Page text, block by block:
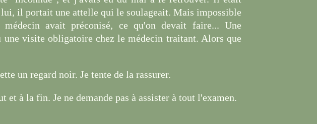
il portait une attelle qui le soulageait. Mais impossible
avait préconisé, ce qu'on devait faire... Une
une visite obligatoire chez le médecin traitant. Alors que
un regard noir. Je tente de la rassurer.
et à la fin. Je ne demande pas à assister à tout l'examen.